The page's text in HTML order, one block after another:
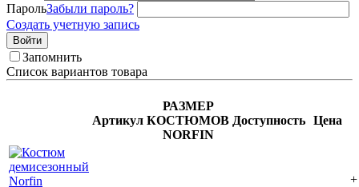
ПарольЗабыли пароль?
Создать учетную запись
Войти
Запомнить
Список вариантов товара
Артикул
РАЗМЕР
КОСТЮМОВ
NORFIN
Доступность Цена
+